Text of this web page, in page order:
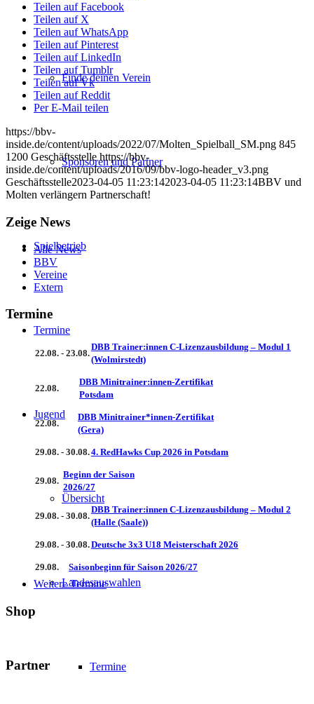
Finde deinen Verein
Sponsoren und Partner
Spielbetrieb
Termine
Jugend
Übersicht
Landesauswahlen
Termine
Teilen auf Facebook
Teilen auf X
Teilen auf WhatsApp
Teilen auf Pinterest
Teilen auf LinkedIn
Teilen auf Tumblr
Teilen auf Vk
Teilen auf Reddit
Per E-Mail teilen
https://bbv-
inside.de/content/uploads/2022/07/Molten_Spielball_SM.png 845
1200 Geschäftsstelle https://bbv-
inside.de/content/uploads/2016/09/bbv-logo-header_v3.png
Geschäftsstelle2023-04-05 11:23:142023-04-05 11:23:14BBV und
Molten verlängern Partnerschaft!
Zeige News
Alle News
BBV
Vereine
Extern
Termine
22.08. - 23.08.
DBB Trainer:innen C-Lizenzausbildung – Modul 1
(Wolmirstedt)
22.08.
DBB Minitrainer:innen-Zertifikat
Potsdam
22.08.
DBB Minitrainer*innen-Zertifikat
(Gera)
29.08. - 30.08.4. RedHawks Cup 2026 in Potsdam
29.08.
Beginn der Saison
2026/27
29.08. - 30.08.
DBB Trainer:innen C-Lizenzausbildung – Modul 2
(Halle (Saale))
29.08. - 30.08.Deutsche 3x3 U18 Meisterschaft 2026
29.08. Saisonbeginn für Saison 2026/27
Weitere Termine
Shop
Partner